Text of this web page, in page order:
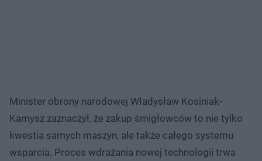
Minister obrony narodowej Władysław Kosiniak-
Kamysz zaznaczył, że zakup śmigłowców to nie tylko
kwestia samych maszyn, ale także całego systemu
wsparcia. Proces wdrażania nowej technologii trwa